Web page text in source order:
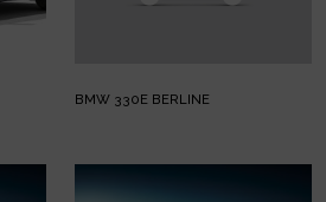
BMW 330E BERLINE